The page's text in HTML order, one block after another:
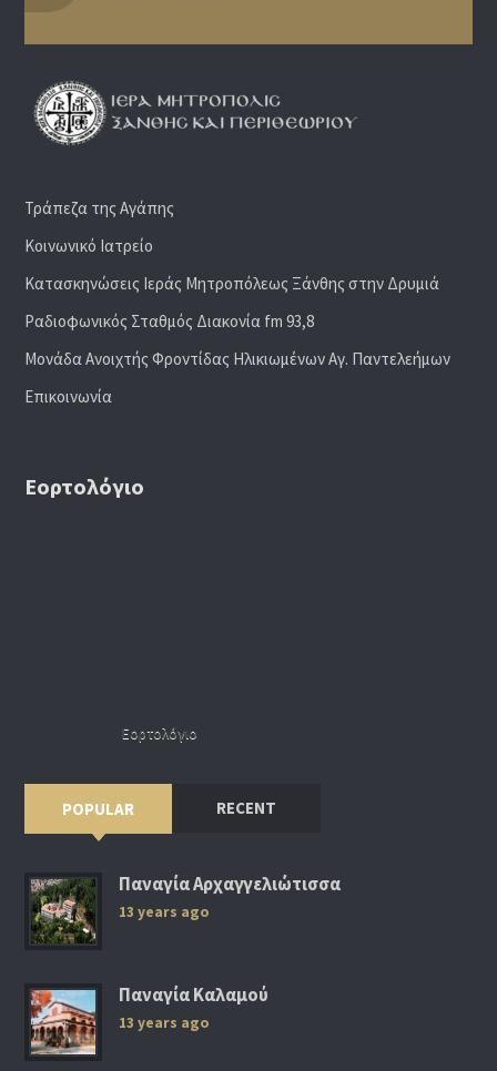
Τράπεζα της Αγάπης
Κοινωνικό Ιατρείο
Κατασκηνώσεις Ιεράς Μητροπόλεως Ξάνθης στην Δρυμιά
Ραδιoφωνικός Σταθμός Διακονία fm 93,8
Μονάδα Ανοιχτής Φροντίδας Ηλικιωμένων Αγ. Παντελεήμων
Επικοινωνία
Εορτολόγιο
Εορτολόγιο
POPULAR RECENT
Παναγία Αρχαγγελιώτισσα
13 years ago
Παναγία Καλαμού
13 years ago